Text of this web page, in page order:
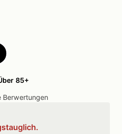
85+
Berwertungen